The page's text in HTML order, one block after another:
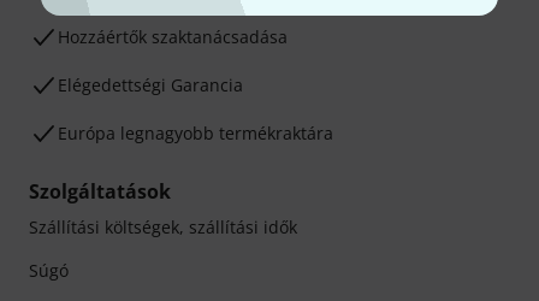
Hozzáértők szaktanácsadása
Elégedettségi Garancia
Európa legnagyobb termékraktára
Szolgáltatások
Szállítási költségek, szállítási idők
Súgó